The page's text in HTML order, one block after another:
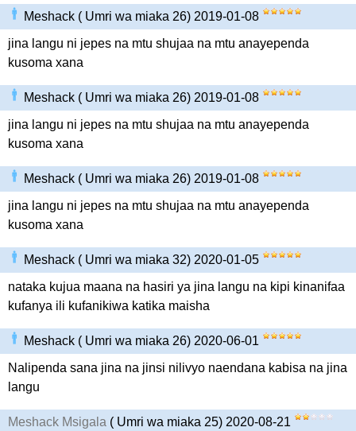
Meshack ( Umri wa miaka 26) 2019-01-08
jina langu ni jepes na mtu shujaa na mtu anayependa
kusoma xana
Meshack ( Umri wa miaka 26) 2019-01-08
jina langu ni jepes na mtu shujaa na mtu anayependa
kusoma xana
Meshack ( Umri wa miaka 26) 2019-01-08
jina langu ni jepes na mtu shujaa na mtu anayependa
kusoma xana
Meshack ( Umri wa miaka 32) 2020-01-05
nataka kujua maana na hasiri ya jina langu na kipi kinanifaa
kufanya ili kufanikiwa katika maisha
Meshack ( Umri wa miaka 26) 2020-06-01
Nalipenda sana jina na jinsi nilivyo naendana kabisa na jina
langu
Meshack Msigala ( Umri wa miaka 25) 2020-08-21